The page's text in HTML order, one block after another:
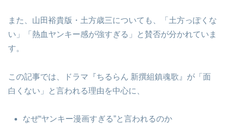
また、山田裕貴版・土方歳三についても、「土方っぽくな
い」「熱血ヤンキー感が強すぎる」と賛否が分かれていま
す。
この記事では、ドラマ『ちるらん 新撰組鎮魂歌』が「面
白くない」と言われる理由を中心に、
なぜ“ヤンキー漫画すぎる”と言われるのか